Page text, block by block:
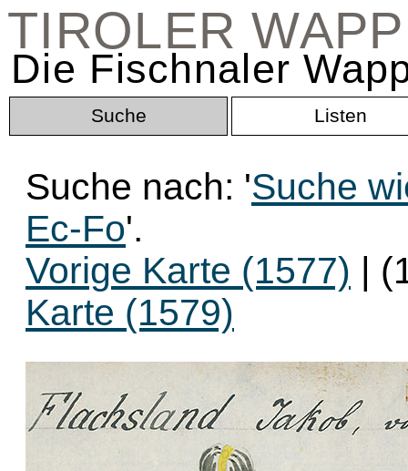
TIROLER
Die Fischnaler
Suche Listen
Suche nach: 'Suche
Ec-Fo'.
Vorige Karte (1577) |
Karte (1579)